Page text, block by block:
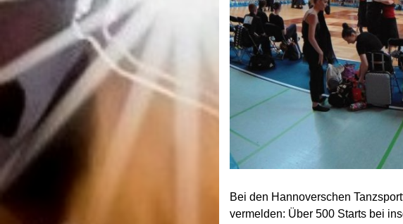
Bei den Hannoverschen
vermelden: Über 500 Starts bei